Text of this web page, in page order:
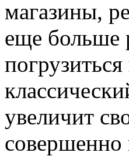
магазины,
еще больше
увеличит
совершенно